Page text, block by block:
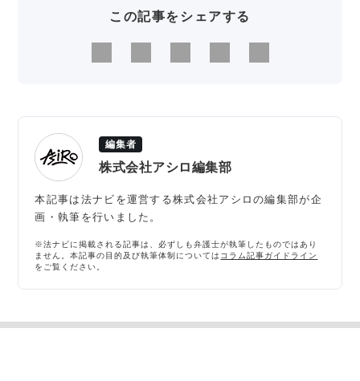
この記事をシェアする
編集者
株式会社アシロ編集部
本記事は法ナビを運営する株式会社アシロの編集部が企
画・執筆を行いました。
※法ナビに掲載される記事は、必ずしも弁護士が執筆したものではあり
ません。本記事の目的及び執筆体制については コラム記事ガイドライン
をご覧ください。